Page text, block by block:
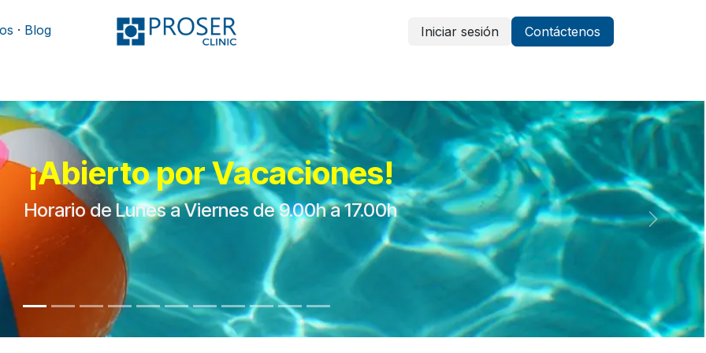
· Blog Iniciar sesión Contáctenos
¡Abierto por Vacaciones!
Horario de Lunes a Viernes de 9.00h a 17.00h
Siguiente